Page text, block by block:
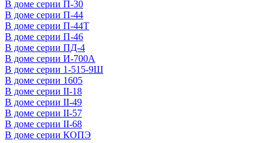
В доме серии П-30
В доме серии П-44
В доме серии П-44Т
В доме серии П-46
В доме серии ПД-4
В доме серии И-700А
В доме серии 1-515-9Ш
В доме серии 1605
В доме серии II-18
В доме серии II-49
В доме серии II-57
В доме серии II-68
В доме серии КОПЭ